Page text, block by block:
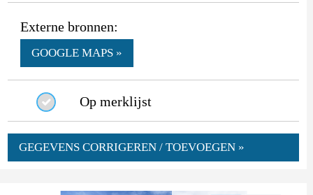
Externe bronnen:
GOOGLE MAPS »
Op merklijst
GEGEVENS CORRIGEREN / TOEVOEGEN »